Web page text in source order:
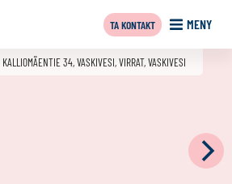
MENY
TA KONTAKT
KALLIOMÄENTIE 34, VASKIVESI, VIRRAT, VASKIVESI